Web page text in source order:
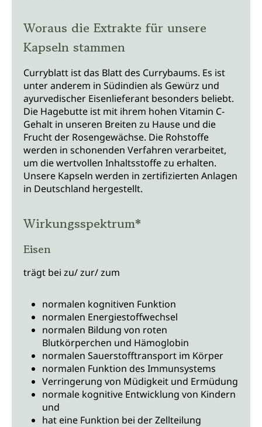
Woraus die Extrakte für unsere
Kapseln stammen
Curryblatt ist das Blatt des Currybaums. Es ist
unter anderem in Südindien als Gewürz und
ayurvedischer Eisenlieferant besonders beliebt.
Die Hagebutte ist mit ihrem hohen Vitamin C-
Gehalt in unseren Breiten zu Hause und die
Frucht der Rosengewächse. Die Rohstoffe
werden in schonenden Verfahren verarbeitet,
um die wertvollen Inhaltsstoffe zu erhalten.
Unsere Kapseln werden in zertifizierten Anlagen
in Deutschland hergestellt.
Wirkungsspektrum*
Eisen
trägt bei zu/ zur/ zum
normalen kognitiven Funktion
normalen Energiestoffwechsel
normalen Bildung von roten
Blutkörperchen und Hämoglobin
normalen Sauerstofftransport im Körper
normalen Funktion des Immunsystems
Verringerung von Müdigkeit und Ermüdung
normale kognitive Entwicklung von Kindern
und
hat eine Funktion bei der Zellteilung